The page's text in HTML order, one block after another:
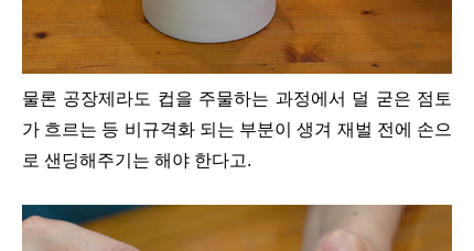
물론 공장제라도 컵을 주물하는 과정에서 덜 굳은 점토
가 흐르는 등 비규격화 되는 부분이 생겨 재벌 전에 손으
로 샌딩해주기는 해야 한다고.